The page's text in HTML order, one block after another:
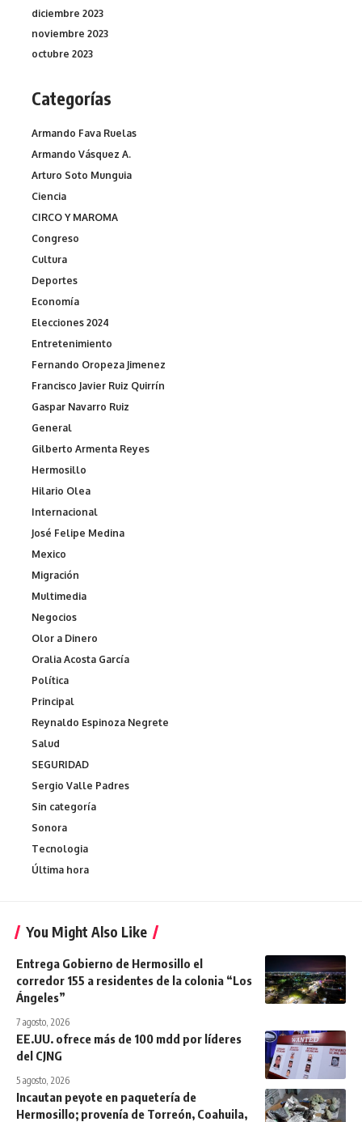
diciembre 2023
noviembre 2023
octubre 2023
Categorías
Armando Fava Ruelas
Armando Vásquez A.
Arturo Soto Munguia
Ciencia
CIRCO Y MAROMA
Congreso
Cultura
Deportes
Economía
Elecciones 2024
Entretenimiento
Fernando Oropeza Jimenez
Francisco Javier Ruiz Quirrín
Gaspar Navarro Ruiz
General
Gilberto Armenta Reyes
Hermosillo
Hilario Olea
Internacional
José Felipe Medina
Mexico
Migración
Multimedia
Negocios
Olor a Dinero
Oralia Acosta García
Política
Principal
Reynaldo Espinoza Negrete
Salud
SEGURIDAD
Sergio Valle Padres
Sin categoría
Sonora
Tecnologia
Última hora
You Might Also Like
Entrega Gobierno de Hermosillo el
corredor 155 a residentes de la colonia “Los
Ángeles”
7 agosto, 2026
EE.UU. ofrece más de 100 mdd por líderes
del CJNG
5 agosto, 2026
Incautan peyote en paquetería de
Hermosillo; provenía de Torreón, Coahuila,